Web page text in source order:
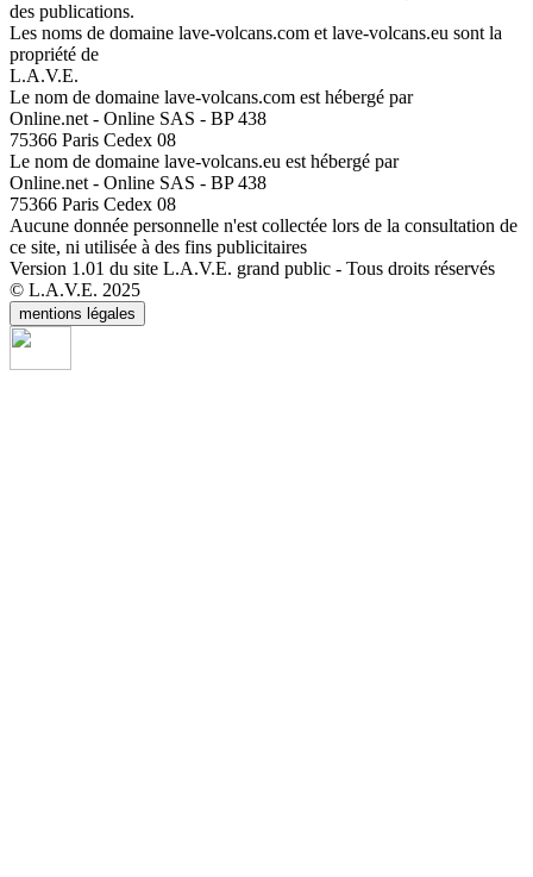
des publications.
Les noms de domaine lave-volcans.com et lave-volcans.eu sont la
propriété de
L.A.V.E.
Le nom de domaine lave-volcans.com est hébergé par
Online.net - Online SAS - BP 438
75366 Paris Cedex 08
Le nom de domaine lave-volcans.eu est hébergé par
Online.net - Online SAS - BP 438
75366 Paris Cedex 08
Aucune donnée personnelle n'est collectée lors de la consultation de
ce site, ni utilisée à des fins publicitaires
Version 1.01 du site L.A.V.E. grand public - Tous droits réservés
© L.A.V.E. 2025
mentions légales